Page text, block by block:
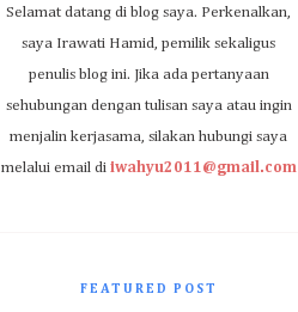
Selamat datang di blog saya. Perkenalkan,
saya Irawati Hamid, pemilik sekaligus
penulis blog ini. Jika ada pertanyaan
sehubungan dengan tulisan saya atau ingin
menjalin kerjasama, silakan hubungi saya
melalui email di iwahyu2011@gmail.com
FEATURED POST